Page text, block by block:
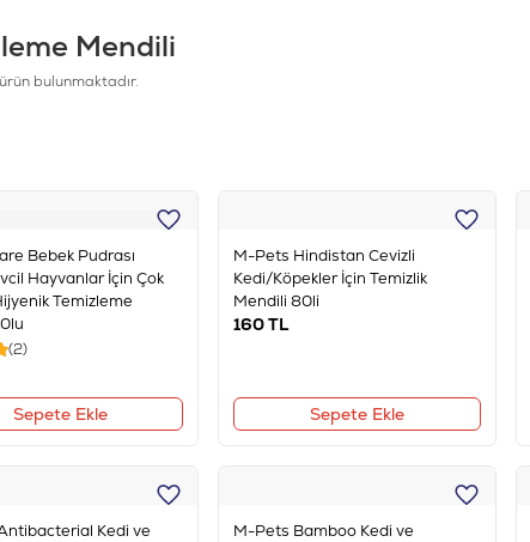
Mendili
bulunmaktadır.
Bebek Pudrası
Hayvanlar İçin Çok
Temizleme
(2)
Sepete Ekle
M-Pets Hindistan Cevizli
Kedi/Köpekler İçin Temizlik
Mendili 80li
160TL
Sepete Ekle
Kedi ve
M-Pets Bamboo Kedi ve